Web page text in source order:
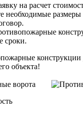
на расчет
необходимые
сроки.
конструкции
объекта!